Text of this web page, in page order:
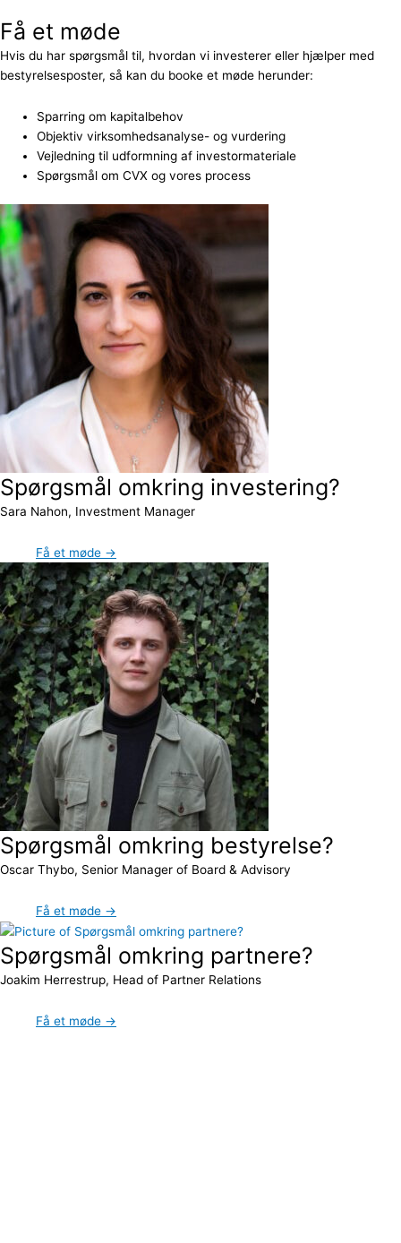
Få et møde
Hvis du har spørgsmål til, hvordan vi investerer eller hjælper med
bestyrelsesposter, så kan du booke et møde herunder:
Sparring om kapitalbehov
Objektiv virksomhedsanalyse- og vurdering
Vejledning til udformning af investormateriale
Spørgsmål om CVX og vores process
Spørgsmål omkring investering?
Sara Nahon, Investment Manager
Få et møde →
Spørgsmål omkring bestyrelse?
Oscar Thybo, Senior Manager of Board & Advisory
Få et møde →
Spørgsmål omkring partnere?
Joakim Herrestrup, Head of Partner Relations
Få et møde →